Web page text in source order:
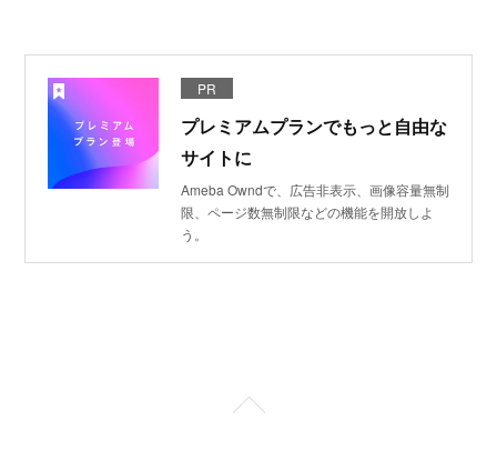
PR
プレミアムプランでもっと自由な
サイトに
Ameba Owndで、広告非表示、画像容量無制
限、ページ数無制限などの機能を開放しよ
う。